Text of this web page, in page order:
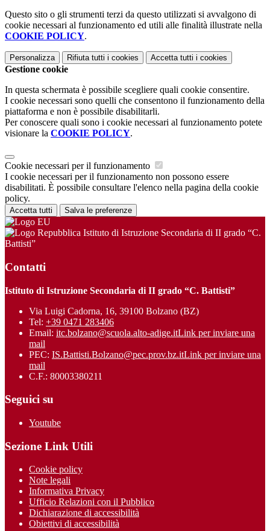
Questo sito o gli strumenti terzi da questo utilizzati si avvalgono di
cookie necessari al funzionamento ed utili alle finalità illustrate nella
COOKIE POLICY.
Personalizza Rifiuta tutti i cookies Accetta tutti i cookies
Gestione cookie
In questa schermata è possibile scegliere quali cookie consentire.
I cookie necessari sono quelli che consentono il funzionamento della
piattaforma e non è possibile disabilitarli.
Per conoscere quali sono i cookie necessari al funzionamento potete
visionare la COOKIE POLICY.
Cookie necessari per il funzionamento
I cookie necessari per il funzionamento non possono essere
disabilitati. È possibile consultare l'elenco nella pagina della cookie
policy.
Accetta tutti Salva le preferenze
Istituto di Istruzione Secondaria di II grado “C.
Battisti”
Contatti
Istituto di Istruzione Secondaria di II grado “C. Battisti”
Via Luigi Cadorna, 16, 39100 Bolzano (BZ)
Tel: +39 0471 283406
Email: itc.bolzano@scuola.alto-adige.itLink per inviare una
mail
PEC: IS.Battisti.Bolzano@pec.prov.bz.itLink per inviare una
mail
C.F.: 80003380211
Seguici su
Youtube
Sezione Link Utili
Cookie policy
Note legali
Informativa Privacy
Ufficio Relazioni con il Pubblico
Dichiarazione di accessibilità
Obiettivi di accessibilità